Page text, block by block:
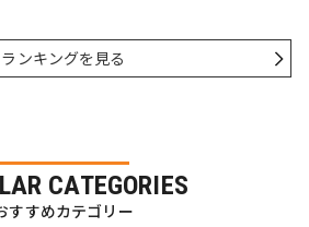
ランキングを見る
CATEGORIES
すすめカテゴリー